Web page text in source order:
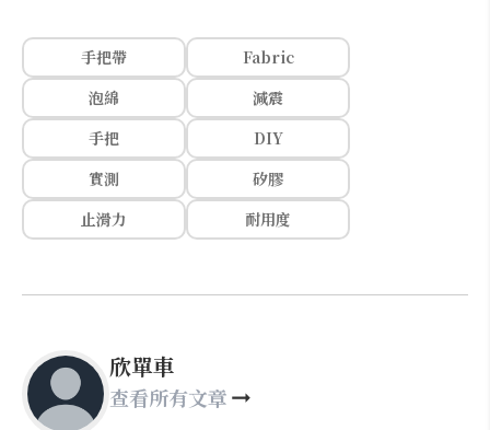
手把帶
Fabric
泡綿
減震
手把
DIY
實測
矽膠
止滑力
耐用度
欣單車
查看所有文章